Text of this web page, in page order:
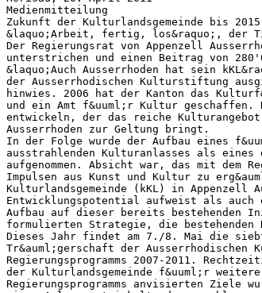
Medienmitteilung
Zukunft der Kulturlandsgemeinde bis
&laquo;Arbeit, fertig, los&raquo;, der
Der Regierungsrat von Appenzell
unterstrichen und einen Beitrag von
&laquo;Auch Ausserrhoden hat sein
der Ausserrhodischen Kulturstiftung
hinwies. 2006 hat der Kanton das
und ein Amt f&uuml;r Kultur
entwickeln, der das reiche
Ausserrhoden zur Geltung bringt.
In der Folge wurde der Aufbau eines
ausstrahlenden Kulturanlasses als eines
aufgenommen. Absicht war, das mit dem
Impulsen aus Kunst und Kultur zu
Kulturlandsgemeinde (kKL) in Appenzell
Entwicklungspotential aufweist als auch
Aufbau auf dieser bereits bestehenden
formulierten Strategie, die bestehenden
Dieses Jahr findet am 7./8. Mai die
Tr&auml;gerschaft der Ausserrhodischen
Regierungsprogramms 2007-2011.
der Kulturlandsgemeinde f&uuml;r
Regierungsprogramms anvisierten Ziele